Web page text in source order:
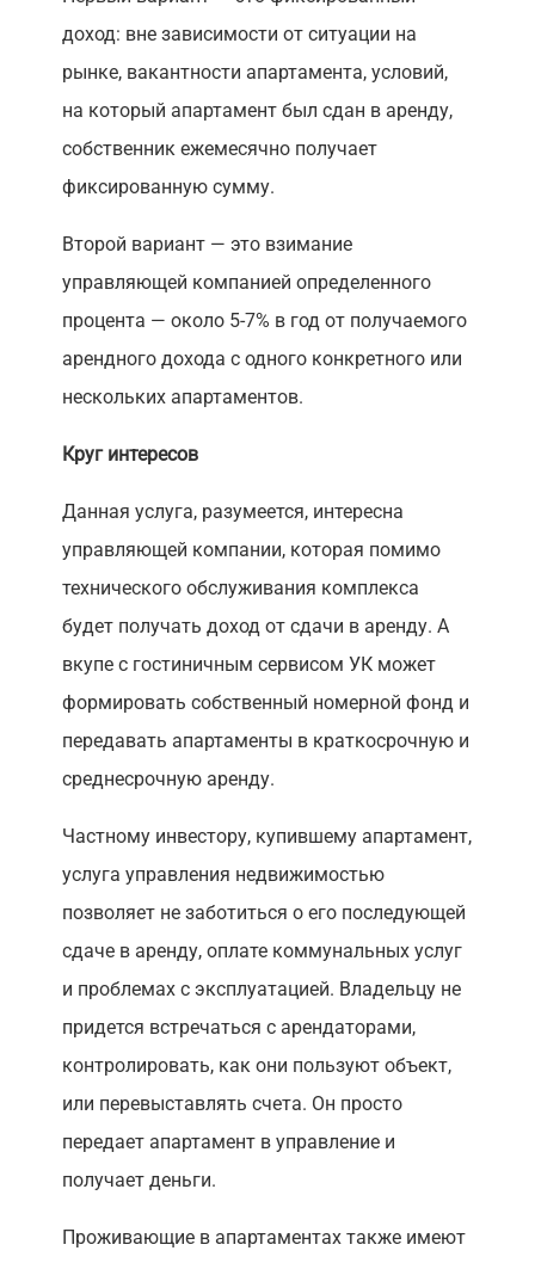
доход: вне зависимости от ситуации на
рынке, вакантности апартамента, условий,
на который апартамент был сдан в аренду,
собственник ежемесячно получает
фиксированную сумму.
Второй вариант — это взимание
управляющей компанией определенного
процента — около 5-7% в год от получаемого
арендного дохода с одного конкретного или
нескольких апартаментов.
Круг интересов
Данная услуга, разумеется, интересна
управляющей компании, которая помимо
технического обслуживания комплекса
будет получать доход от сдачи в аренду. А
вкупе с гостиничным сервисом УК может
формировать собственный номерной фонд и
передавать апартаменты в краткосрочную и
среднесрочную аренду.
Частному инвестору, купившему апартамент,
услуга управления недвижимостью
позволяет не заботиться о его последующей
сдаче в аренду, оплате коммунальных услуг
и проблемах с эксплуатацией. Владельцу не
придется встречаться с арендаторами,
контролировать, как они пользуют объект,
или перевыставлять счета. Он просто
передает апартамент в управление и
получает деньги.
Проживающие в апартаментах также имеют